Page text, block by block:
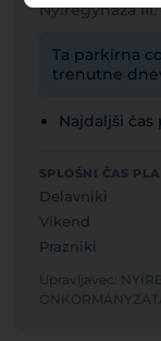
Nyíregyháza III.
Ta parkirna
trenutne
Najdaljši čas
SPLOŠNI ČAS
Delavniki
Vikend
Prazniki
Upravljavec: